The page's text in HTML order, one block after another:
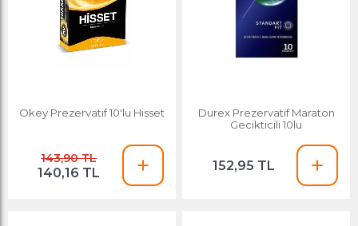
Okey Prezervatif 10'lu Hisset
143,90 TL
140,16 TL
Durex Prezervatif Maraton
Gecikticili 10lu
152,95 TL